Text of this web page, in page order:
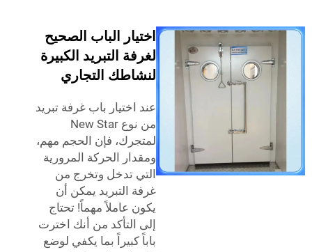
اختيار الباب الصحيح
لغرفة التبريد الكبيرة
لنشاطك التجاري
عند اختيار باب غرفة تبريد
من نوع New Star
لمتجرك، فإن الحجم مهم،
ومقدار الحركة المرورية
التي تدخل وتخرج من
غرفة التبريد يمكن أن
يكون عاملاً مهماً! تحتاج
إلى التأكد من أنك اخترت
باباً كبيراً بما يكفي لوضع